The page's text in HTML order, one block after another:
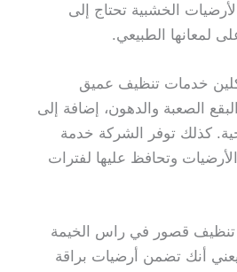
الخشبية تحتاج إلى
لمعانها الطبيعي.
خدمات تنظيف عميق
الصعبة والدهون، إضافة إلى
كذلك توفر الشركة خدمة
وتحافظ عليها لفترات
تنظيف قصور في راس الخيمة
أنك تضمن أرضيات براقة